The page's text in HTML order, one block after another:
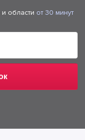
области от 30 минут